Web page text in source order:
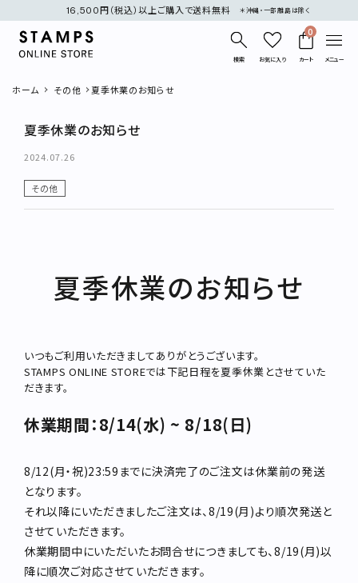
16,500円（税込）以上ご購入で送料無料 ＊沖縄・一部離島は除く
検索 お気に入り
0
カート メニュー
再入荷商品
ブランド
STAMPSについて
直営店
Instagram
ホーム その他 夏季休業のお知らせ
夏季休業のお知らせ
2024.07.26
その他
夏季休業のお知らせ
いつもご利用いただきましてありがとうございます。
STAMPS ONLINE STOREでは下記日程を夏季休業とさせていた
だきます。
休業期間：8/14(水) ~ 8/18(日)
8/12(月・祝)23:59までに決済完了のご注文は休業前の発送
となります。
それ以降にいただきましたご注文は、8/19(月)より順次発送と
させていただきます。
休業期間中にいただいたお問合せにつきましても、8/19(月)以
降に順次ご対応させていただきます。